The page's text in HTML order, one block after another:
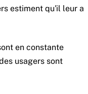
estiment qu'il leur a
en constante
usagers sont